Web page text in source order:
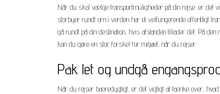
Når du skal vælge transportmuligheder på din rejse, er det
storbyer rundt om i verden har et velfungerende offentligt
gå rundt på din destination, hvis afstanden tillader det. På
kan du gøre en stor forskel for miljøet, når du rejser.
Pak let og undgå
Når du rejser bæredygtigt, er det vigtigt at tænke over,